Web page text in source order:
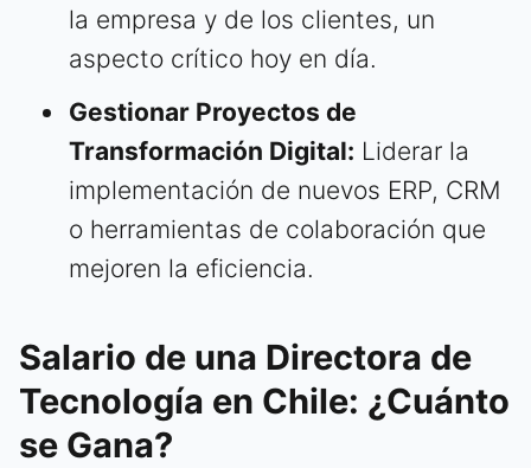
la empresa y de los clientes, un
aspecto crítico hoy en día.
Gestionar Proyectos de
Transformación Digital: Liderar la
implementación de nuevos ERP, CRM
o herramientas de colaboración que
mejoren la eficiencia.
Salario de una Directora de
Tecnología en Chile: ¿Cuánto
se Gana?